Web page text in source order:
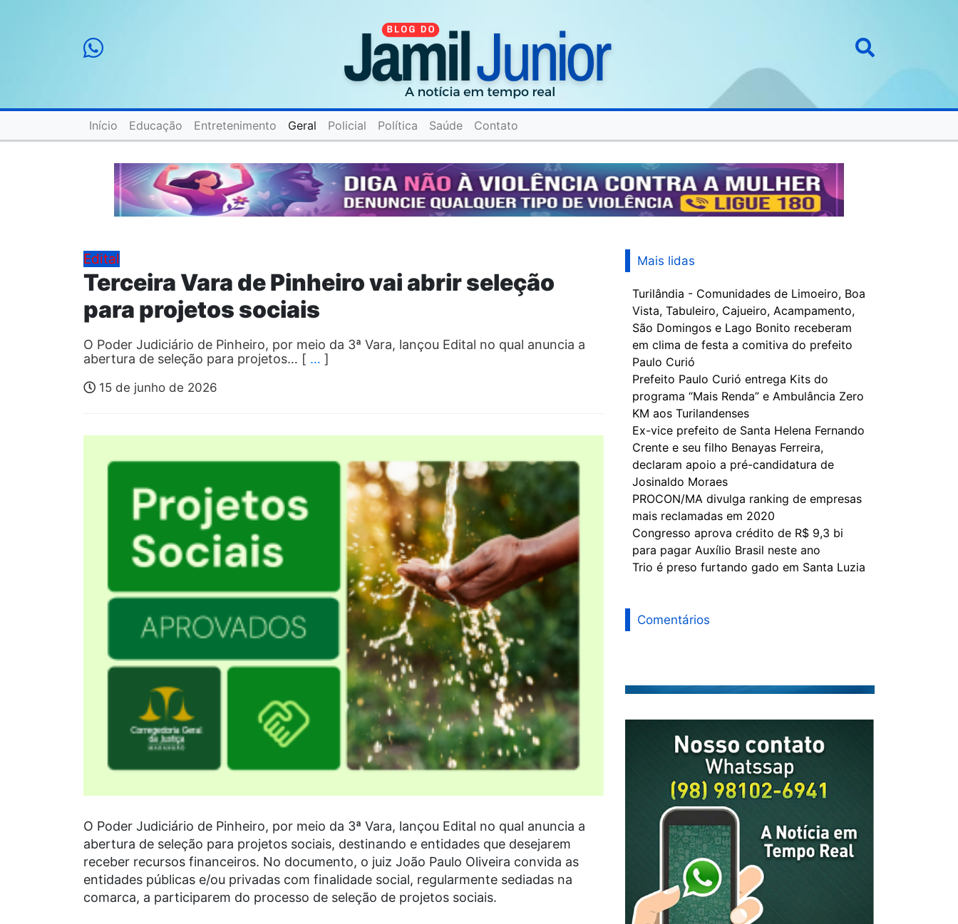
Início Educação Entretenimento Geral Policial Política Saúde Contato
Edital
Terceira Vara de Pinheiro vai abrir seleção
para projetos sociais
O Poder Judiciário de Pinheiro, por meio da 3ª Vara, lançou Edital no qual anuncia a
abertura de seleção para projetos… [ … ]
15 de junho de 2026
O Poder Judiciário de Pinheiro, por meio da 3ª Vara, lançou Edital no qual anuncia a
abertura de seleção para projetos sociais, destinando e entidades que desejarem
receber recursos financeiros. No documento, o juiz João Paulo Oliveira convida as
entidades públicas e/ou privadas com finalidade social, regularmente sediadas na
comarca, a participarem do processo de seleção de projetos sociais.
Mais lidas
Turilândia - Comunidades de Limoeiro, Boa
Vista, Tabuleiro, Cajueiro, Acampamento,
São Domingos e Lago Bonito receberam
em clima de festa a comitiva do prefeito
Paulo Curió
Prefeito Paulo Curió entrega Kits do
programa “Mais Renda” e Ambulância Zero
KM aos Turilandenses
Ex-vice prefeito de Santa Helena Fernando
Crente e seu filho Benayas Ferreira,
declaram apoio a pré-candidatura de
Josinaldo Moraes
PROCON/MA divulga ranking de empresas
mais reclamadas em 2020
Congresso aprova crédito de R$ 9,3 bi
para pagar Auxílio Brasil neste ano
Trio é preso furtando gado em Santa Luzia
Comentários